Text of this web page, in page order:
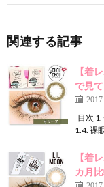
関連する記事
【着
で見
目次
1.4. 裸
【着
カ月